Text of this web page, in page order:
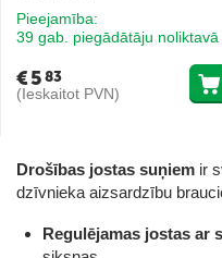
Drošības jostas suņiem ir
dzīvnieka aizsardzību
Regulējamas jostas ar
Pieejamība:
39 gab. piegādātāju noliktavā
€583
(Ieskaitot PVN)